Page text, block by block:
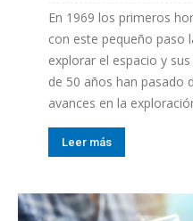
En 1969 los primeros
con este pequeño paso
explorar el espacio y
de 50 años han pasado
avances en la
Leer más